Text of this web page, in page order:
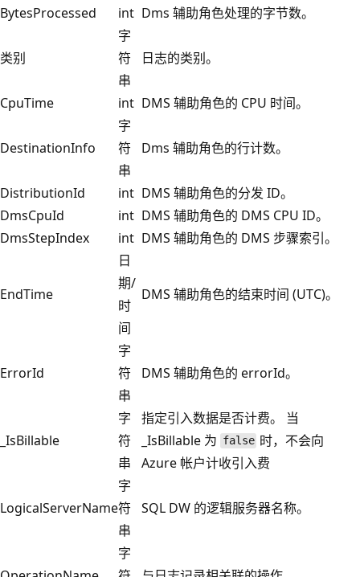
BytesProcessed
int Dms 辅助角色处理的字节数。
类别
字
符
串
日志的类别。
CpuTime int DMS 辅助角色的 CPU 时间。
DestinationInfo
字
符
串
Dms 辅助角色的行计数。
DistributionId int DMS 辅助角色的分发 ID。
DmsCpuId
int DMS 辅助角色的 DMS CPU ID。
DmsStepIndex
int DMS 辅助角色的 DMS 步骤索引。
EndTime
日
期/
时
间
DMS 辅助角色的结束时间 (UTC)。
ErrorId
字
符
串
DMS 辅助角色的 errorId。
_IsBillable
字
符
串
指定引入数据是否计费。 当
_IsBillable 为 false 时，不会向
Azure 帐户计收引入费
LogicalServerName
字
符
串
SQL DW 的逻辑服务器名称。
字